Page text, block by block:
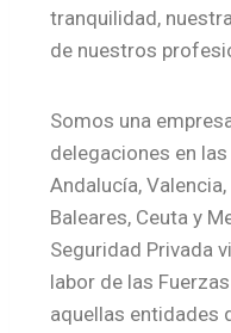
tranquilidad,
de nuestros
Somos una
delegaciones en
Andalucía,
Baleares, Ceuta y
Seguridad Privada
labor de las
aquellas entidades